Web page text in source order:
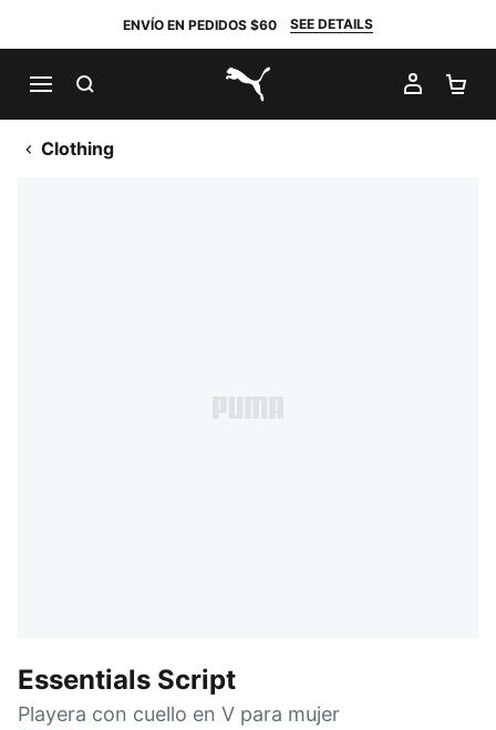
ENVÍO EN PEDIDOS $60 SEE DETAILS
PUMA.com
MI
Clothing
Essentials Script
Playera con cuello en V para mujer